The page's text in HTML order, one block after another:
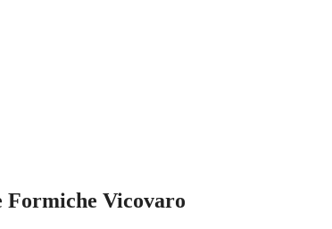
Formiche Vicovaro